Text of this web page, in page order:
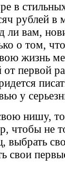
в
рублей в
ли вам,
о том,
жизнь
первой
у
нишу,
чтобы не
выбрать
свои